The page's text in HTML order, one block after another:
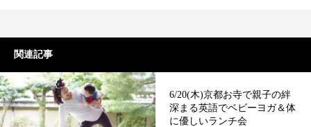
関連記事
6/20(木)京都お寺で親子の絆
深まる英語でベビーヨガ＆体
に優しいランチ会